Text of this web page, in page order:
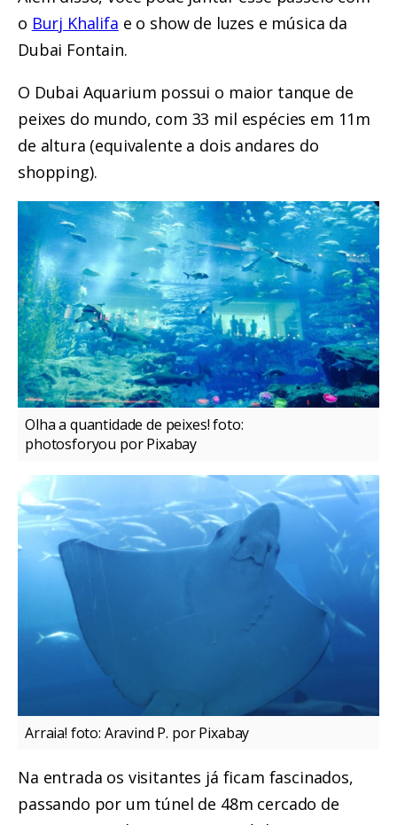
o Burj Khalifa e o show de luzes e música da
Dubai Fontain.
O Dubai Aquarium possui o maior tanque de
peixes do mundo, com 33 mil espécies em 11m
de altura (equivalente a dois andares do
shopping).
Olha a quantidade de peixes! foto:
photosforyou por Pixabay
Arraia! foto: Aravind P. por Pixabay
Na entrada os visitantes já ficam fascinados,
passando por um túnel de 48m cercado de